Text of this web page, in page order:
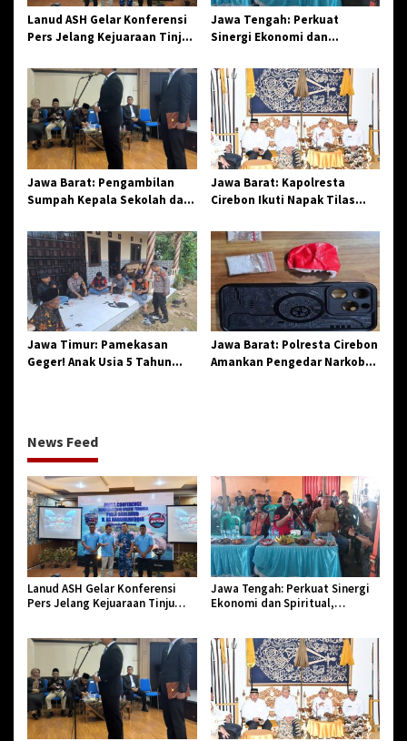
o
s
Lanud ASH Gelar Konferensi
Pers Jelang Kejuaraan Tinju
2026
Jawa Tengah: Perkuat
Sinergi Ekonomi dan
Jangkar Gelar Halal Bi Halal
di Losari
Jawa Barat: Pengambilan
Sumpah Kepala Sekolah dan
Penegasan Integritas
Aparatur Pendidikan dan
Birokrasi
Jawa Barat: Kapolresta
Cirebon Ikuti Napak Tilas
Sinergi dan Pelestarian
Sejarah
Jawa Timur: Pamekasan
Geger! Anak Usia 5 Tahun
Jawa Barat: Polresta Cirebon
Amankan Pengedar Narkoba
News Feed
Lanud ASH Gelar Konferensi
Pers Jelang Kejuaraan Tinju
Jawa Tengah: Perkuat Sinergi
Ekonomi dan Spiritual,